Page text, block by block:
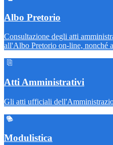
Albo Pretorio
Consultazione degli atti
all'Albo Pretorio on-line, nonché
Atti Amministrativi
Gli atti ufficiali
Modulistica